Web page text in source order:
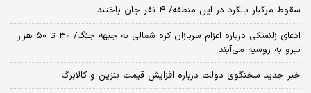
سقوط مرگبار بالگرد در این منطقه/ ۴ نفر جان باختند
ادعای زلنسکی درباره اعزام سربازان کره شمالی به جبهه جنگ/ ۳۰ تا ۵۰ هزار
نیرو به روسیه می‌آیند
خبر جدید سخنگوی دولت درباره افزایش قیمت بنزین و کالابرگ